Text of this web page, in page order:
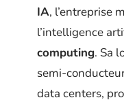
IA, l’entreprise
l’intelligence
computing. Sa
semi-
data centers,